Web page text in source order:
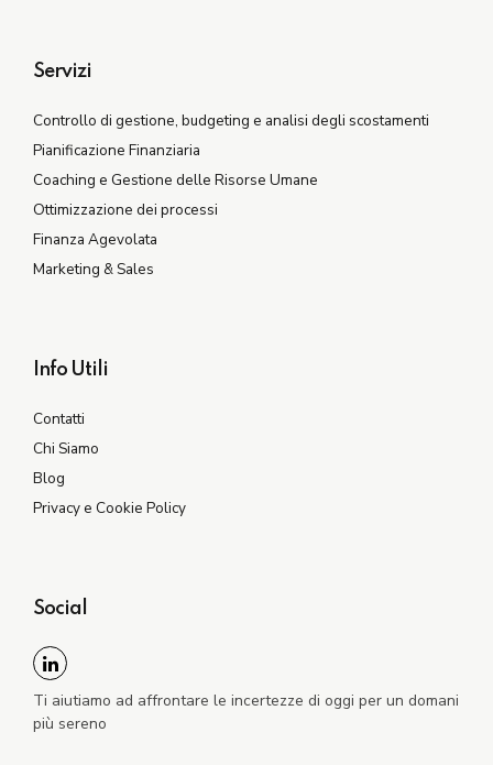
Servizi
Controllo di gestione, budgeting e analisi degli scostamenti
Pianificazione Finanziaria
Coaching e Gestione delle Risorse Umane
Ottimizzazione dei processi
Finanza Agevolata
Marketing & Sales
Info Utili
Contatti
Chi Siamo
Blog
Privacy e Cookie Policy
Social
Ti aiutiamo ad affrontare le incertezze di oggi per un domani
più sereno